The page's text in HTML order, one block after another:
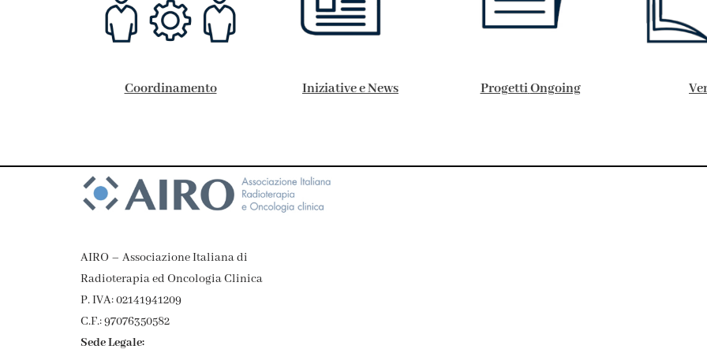
Coordinamento Iniziative e News ProgettiOngoing
AIRO – Associazione Italiana di
Radioterapia ed Oncologia Clinica
P. IVA: 02141941209
C.F.: 97076350582
Sede Legale: